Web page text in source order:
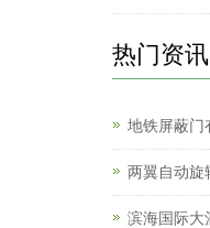
热门资讯
地铁屏蔽门
两翼自动旋
滨海国际大